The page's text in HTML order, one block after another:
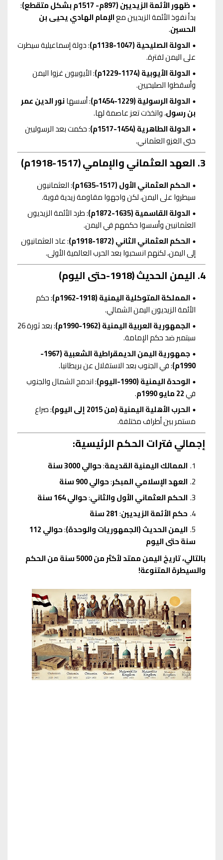
ظهور الأئمة الزيديين (897م- 1517م بشكل متقطع)
:
بدأ نفوذ الأئمة الزيديين معالإمام الهادي يحيى بن
الحسين.
الدولة الصليحية (1047-1138م)
: دولة إسماعيلية سيطرت
على اليمن لفترة.
الدولة الأيوبية (1174-1229م)
: الأيوبيون غزوا اليمن
وأسقطوا الصليحيين.
الدولة الرسولية (1229-1454م)
: أسسهانور الدين عمر
بن رسول، واتخذت تعز عاصمة لها.
الدولة الطاهرية (1454-1517م)
: حكمت بعد الرسوليين
حتى الغزو العثماني.
3. العهد العثماني والإمامي (1517-1918م)
الحكم العثماني الأول (1517-1635م)
: العثمانيون
سيطروا على اليمن، لكن واجهوا مقاومة زيدية قوية.
الدولة القاسمية (1635-1872م)
: طرد الأئمة الزيديون
العثمانيين وأسسوا حكمهم في اليمن.
الحكم العثماني الثاني (1872-1918م)
: عاد العثمانيون
إلى اليمن، لكنهم انسحبوا بعد الحرب العالمية الأولى.
4. اليمن الحديث (1918-حتى اليوم)
المملكة المتوكلية اليمنية (1918-1962م)
: حكم
الأئمة الزيديون اليمن الشمالي.
الجمهورية العربية اليمنية (1962-1990م)
: بعد ثورة 26
سبتمبر ضد حكم الإمامة.
جمهورية اليمن الديمقراطية الشعبية (1967-
1990م) : في الجنوب بعد الاستقلال عن بريطانيا.
الوحدة اليمنية (1990-اليوم)
: اندمج الشمال والجنوب
في22 مايو 1990م
.
الحرب الأهلية اليمنية (من 2015 إلى اليوم)
: صراع
مستمر بين أطراف مختلفة.
إجمالي فترات الحكم الرئيسية:
الممالك اليمنية القديمة:حوالي 3000 سنة
العهد الإسلامي المبكر:حوالي 900 سنة
الحكم العثماني الأول والثاني:حوالي 164 سنة
حكم الأئمة الزيديين:281 سنة
اليمن الحديث (الجمهوريات والوحدة):
حوالي 112
سنة حتى اليوم
بالتالي، تاريخ اليمن ممتد لأكثر من 5000 سنة من الحكم
والسيطرة المتنوعة!